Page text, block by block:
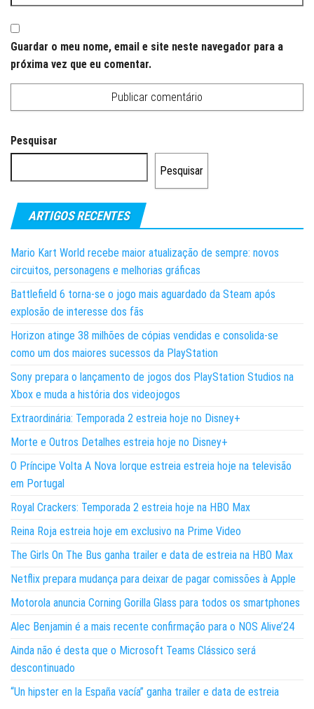
Guardar o meu nome, email e site neste navegador para a
próxima vez que eu comentar.
Pesquisar
Pesquisar
ARTIGOS RECENTES
Mario Kart World recebe maior atualização de sempre: novos
circuitos, personagens e melhorias gráficas
Battlefield 6 torna-se o jogo mais aguardado da Steam após
explosão de interesse dos fãs
Horizon atinge 38 milhões de cópias vendidas e consolida-se
como um dos maiores sucessos da PlayStation
Sony prepara o lançamento de jogos dos PlayStation Studios na
Xbox e muda a história dos videojogos
Extraordinária: Temporada 2 estreia hoje no Disney+
Morte e Outros Detalhes estreia hoje no Disney+
O Príncipe Volta A Nova Iorque estreia estreia hoje na televisão
em Portugal
Royal Crackers: Temporada 2 estreia hoje na HBO Max
Reina Roja estreia hoje em exclusivo na Prime Video
The Girls On The Bus ganha trailer e data de estreia na HBO Max
Netflix prepara mudança para deixar de pagar comissões à Apple
Motorola anuncia Corning Gorilla Glass para todos os smartphones
Alec Benjamin é a mais recente confirmação para o NOS Alive’24
Ainda não é desta que o Microsoft Teams Clássico será
descontinuado
“Un hipster en la España vacía” ganha trailer e data de estreia